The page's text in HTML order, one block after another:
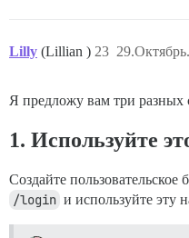
Lilly (Lillian ) 23
Я предложу вам три разных
1. Используйте
Создайте
/login и используйте эту